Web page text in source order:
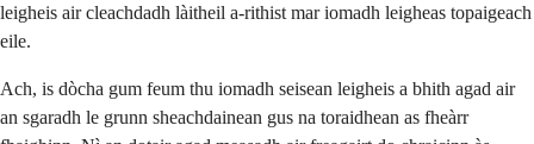
leigheis air cleachdadh làitheil a-rithist mar iomadh leigheas topaigeach
eile.
Ach, is dòcha gum feum thu iomadh seisean leigheis a bhith agad air
an sgaradh le grunn sheachdainean gus na toraidhean as fheàrr